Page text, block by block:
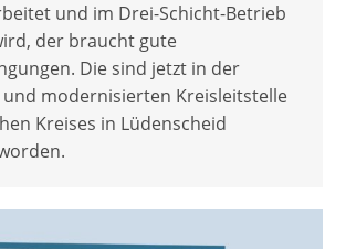
und im Drei-Schicht-Betrieb
der braucht gute
Die sind jetzt in der
modernisierten Kreisleitstelle
Kreises in Lüdenscheid